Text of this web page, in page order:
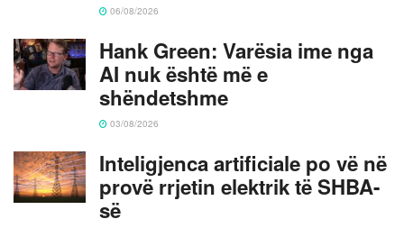
06/08/2026
Hank Green: Varësia ime nga
AI nuk është më e
shëndetshme
03/08/2026
Inteligjenca artificiale po vë në
provë rrjetin elektrik të SHBA-
së